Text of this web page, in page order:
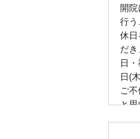
開院
行う
休日
だ
日
日(
ご
と思
づ